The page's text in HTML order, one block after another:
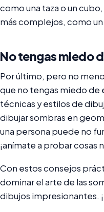
como una taza o un
más complejos, como
No tengas miedo
Por último, pero no
que no tengas miedo
técnicas y estilos de
dibujar sombras en
una persona puede no
¡anímate a probar cosas
Con estos consejos
dominar el arte de las
dibujos impresionantes.